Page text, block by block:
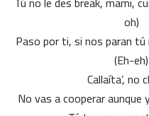
oh)
Paso por ti, si nos paran tú
(Eh-eh)
Callaíta’, no
No vas a cooperar